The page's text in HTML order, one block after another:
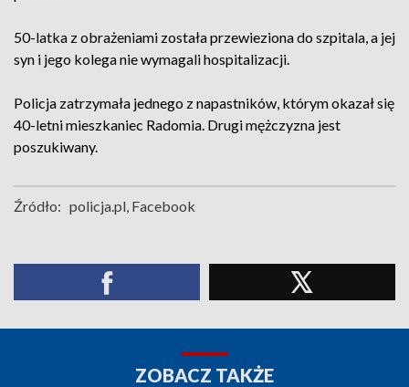
50-latka z obrażeniami została przewieziona do szpitala, a jej
syn i jego kolega nie wymagali hospitalizacji.
Policja zatrzymała jednego z napastników, którym okazał się
40-letni mieszkaniec Radomia. Drugi mężczyzna jest
poszukiwany.
Źródło: policja.pl, Facebook
ZOBACZ TAKŻE